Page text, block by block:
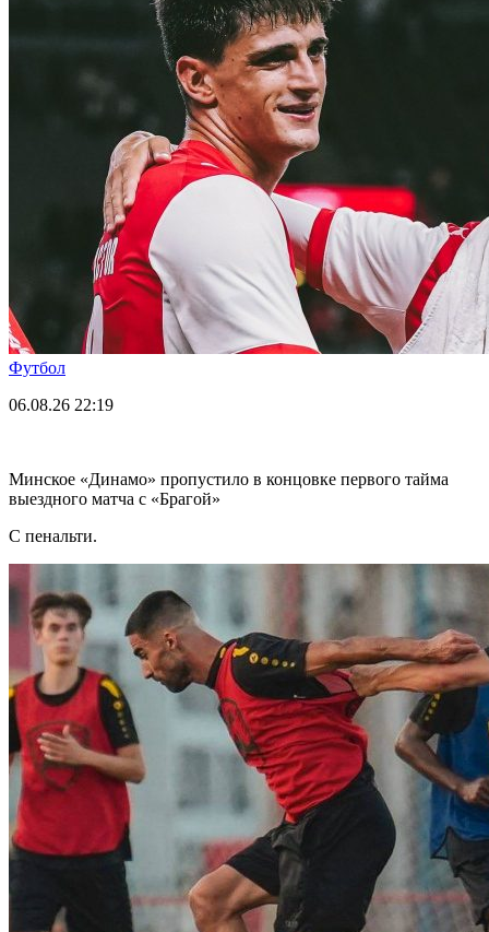
Футбол
06.08.26 22:19
Минское «Динамо» пропустило в концовке первого тайма
выездного матча с «Брагой»
С пенальти.